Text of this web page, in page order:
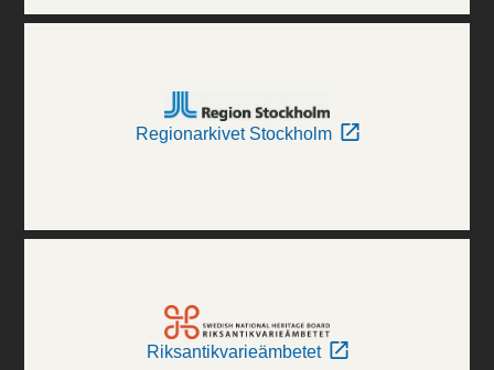
Regionarkivet Stockholm
Riksantikvarieämbetet